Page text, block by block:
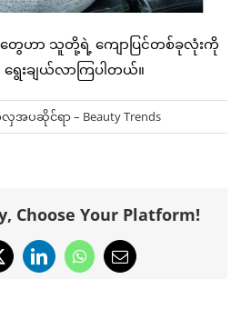
တွေဟာ သူတို့ရဲ့ ကျောပြင်တစ်ခုလုံးကို
ေးချယ်လာကြပါတယ်။
အပဆိုင်ရာ – Beauty Trends
Choose Your Platform!
LinkedInWhatsApp
Email